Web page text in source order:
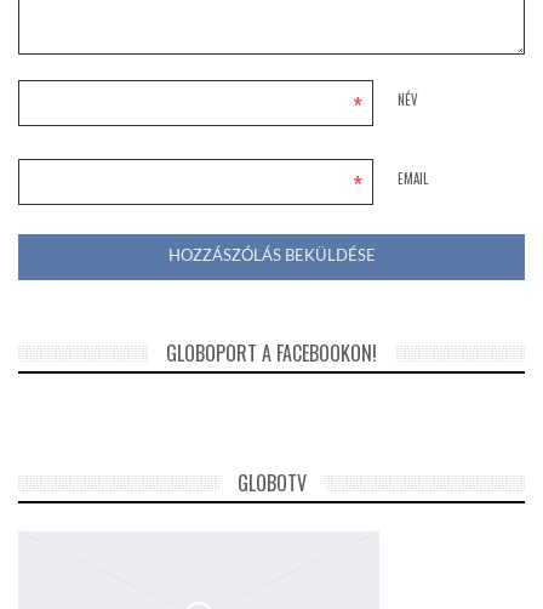
NÉV
*
EMAIL
*
GLOBOPORT A FACEBOOKON!
GLOBOTV